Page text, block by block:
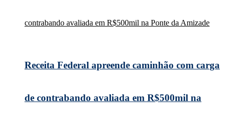
Receita Federal apreende caminhão com carga
de contrabando avaliada em R$500mil na